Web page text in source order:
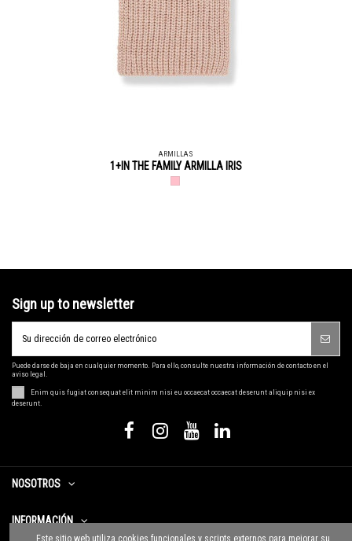
ARMILLAS
1+IN THE FAMILY ARMILLA IRIS
Sign up to newsletter
Puede darse de baja en cualquier momento. Para ello, consulte nuestra información de contacto en el
aviso legal.
Enim quis fugiat consequat elit minim nisi eu occaecat occaecat deserunt aliquip nisi ex
deserunt.
NOSOTROS
INFORMACIÓN